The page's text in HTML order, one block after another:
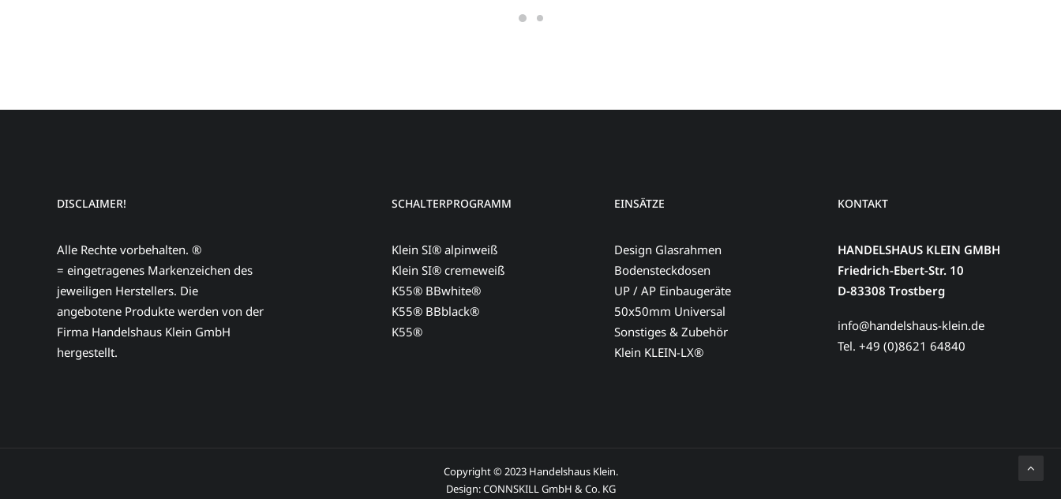
DISCLAIMER!
Alle Rechte vorbehalten. ®
= eingetragenes Markenzeichen des
jeweiligen Herstellers. Die
angebotene Produkte werden von der
Firma Handelshaus Klein GmbH
hergestellt.
SCHALTERPROGRAMM
Klein SI® alpinweiß
Klein SI® cremeweiß
K55® BBwhite®
K55® BBblack®
K55®
EINSÄTZE
Design Glasrahmen
Bodensteckdosen
UP / AP Einbaugeräte
50x50mm Universal
Sonstiges & Zubehör
Klein KLEIN-LX®
KONTAKT
HANDELSHAUS KLEIN GMBH
Friedrich-Ebert-Str. 10
D-83308 Trostberg
info@handelshaus-klein.de
Tel. +49 (0)8621 64840
Copyright © 2023 Handelshaus Klein.
Design:CONNSKILL GmbH & Co. KG